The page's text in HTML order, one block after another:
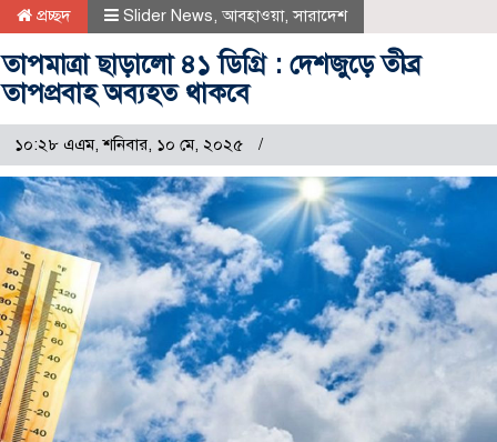
প্রচ্ছদ Slider News, আবহাওয়া,সারাদেশ
তাপমাত্রা ছাড়ালো ৪১ ডিগ্রি : দেশজুড়ে তীব্র
তাপপ্রবাহ অব্যহত থাকবে
১০:২৮ এএম, শনিবার, ১০ মে, ২০২৫